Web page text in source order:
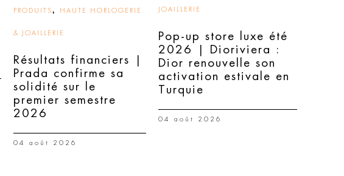
PRODUITS, HAUTE HORLOGERIE
& JOAILLERIE
Résultats financiers |
Prada confirme sa
solidité sur le
premier semestre
2026
04 août 2026
JOAILLERIE
Pop-up store luxe été
2026 | Dioriviera :
Dior renouvelle son
activation estivale en
Turquie
04 août 2026